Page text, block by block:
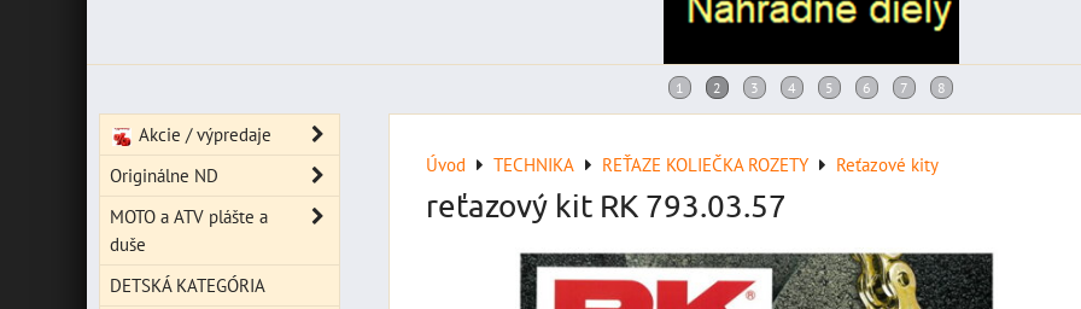
Úvod TECHNIKA REŤAZE KOLIEČKA ROZETY Reťazové kity
reťazový kit RK 793.03.57
Akcie / výpredaje
Originálne ND
MOTO a ATV plášte a
duše
DETSKÁ KATEGÓRIA